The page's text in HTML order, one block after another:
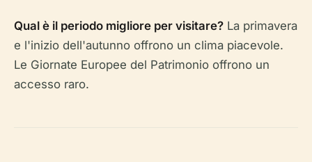
Qual è il periodo migliore per visitare? La primavera
e l'inizio dell'autunno offrono un clima piacevole.
Le Giornate Europee del Patrimonio offrono un
accesso raro.